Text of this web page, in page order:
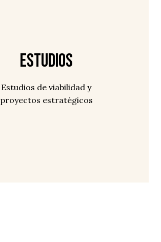
Estudios
Estudios de viabilidad y
proyectos estratégicos